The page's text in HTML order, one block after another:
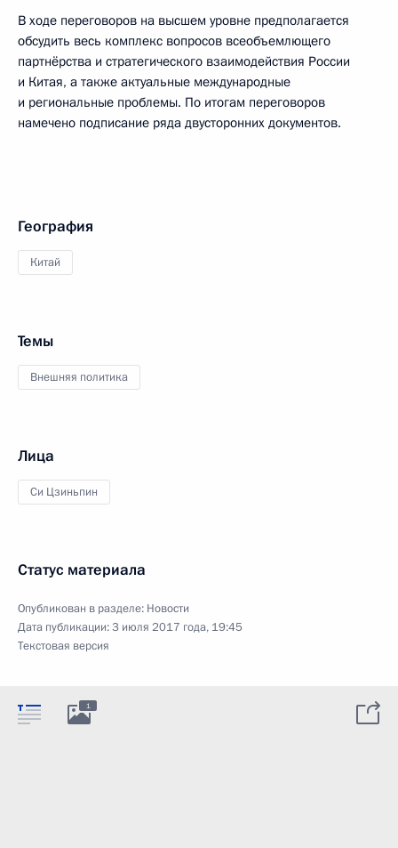
В ходе переговоров на высшем уровне предполагается
обсудить весь комплекс вопросов всеобъемлющего
партнёрства и стратегического взаимодействия России
и Китая, а также актуальные международные
и региональные проблемы. По итогам переговоров
намечено подписание ряда двусторонних документов.
География
Китай
Темы
Внешняя политика
Лица
Си Цзиньпин
Статус материала
Опубликован в разделе: Новости
Дата публикации:3 июля 2017 года, 19:45
Текстовая версия
1